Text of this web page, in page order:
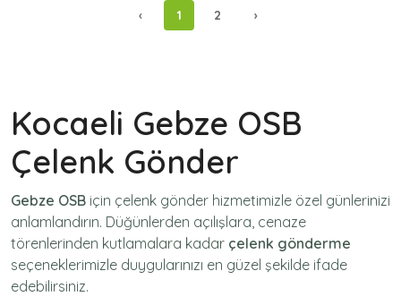
‹ 1 2 ›
Kocaeli Gebze OSB
Çelenk Gönder
Gebze OSB için çelenk gönder hizmetimizle özel günlerinizi
anlamlandırın. Düğünlerden açılışlara, cenaze
törenlerinden kutlamalara kadar çelenk gönderme
seçeneklerimizle duygularınızı en güzel şekilde ifade
edebilirsiniz.